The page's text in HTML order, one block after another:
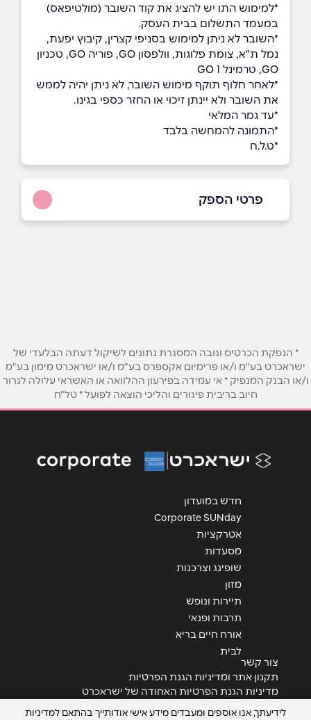
*למימוש התו יש להציג את קוד השובר (מולטיפאס)
במעמד התשלום בבית העסק.
*השובר לא ניתן למימוש בסניפי קצרין, קיבוץ יפעת,
נמל ת"א, צומת פלוגות, וולפסון GO, פוריה GO, טכניון
GO, טרמינל 1 GO
*לאחר חלוף תוקף מימוש השובר, לא ניתן יהיה לממש
את השובר ולא יינתן זיכוי או החזר כספי בגינו.
*עד גמר המלאי
*התמונה להמחשה בלבד
*ט.ל.ח
פרטי הספק
טלפון*
נושא *
הודעה*
* הנפקת הכרטיס וגובה המסגרת נתונים לשיקול דעתה הבלעדי של
ישראכרט בע"מ ו/או פרימיום אקספרס בע"מ ו/או ישראכרט מימון בע"מ
ו/או הבנק המנפיק * אי עמידה בפירעון ההלוואה או האשראי עלולה לגרור
חיוב בריבית פיגורים והליכי הוצאה לפועל * טל"ח
חדש במועדון
Corporate SUNday
אטרקציות
מסעדות
שופינג וצרכנות
מזון
תיירות ונופש
תרבות ופנאי
אורח חיים בריא
לבית
צור קשר
תקנון אתר ומדיניות הגנת הפרטיות
מדיניות הגנת הפרטיות האחודה של ישראכרט
לידיעתך, אנו אוספים ומעבדים מידע אישי אודותייך בהתאם למדיניות